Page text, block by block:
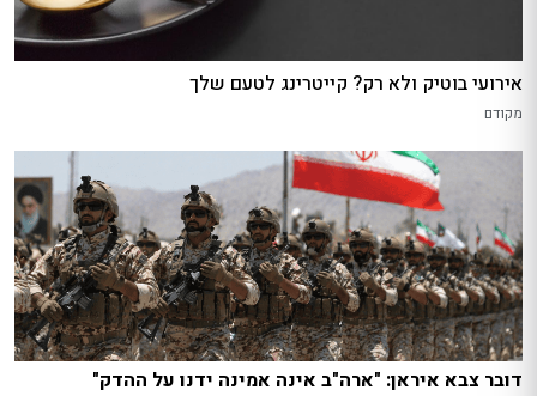
אירועי בוטיק ולא רק? קייטרינג לטעם שלך
מקודם
דובר צבא איראן: "ארה"ב אינה אמינה ידנו על ההדק"